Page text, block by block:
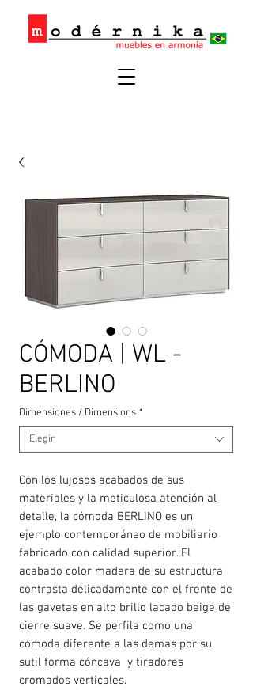
CÓMODA | WL -
BERLINO
Dimensiones / Dimensions *
Elegir
Con los lujosos acabados de sus
materiales y la meticulosa atención al
detalle, la cómoda BERLINO es un
ejemplo contemporáneo de mobiliario
fabricado con calidad superior. El
acabado color madera de su estructura
contrasta delicadamente con el frente de
las gavetas en alto brillo lacado beige de
cierre suave. Se perfila como una
cómoda diferente a las demas por su
sutil forma cóncava y tiradores
cromados verticales.